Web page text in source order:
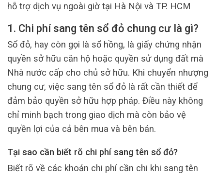
hỗ trợ dịch vụ ngoài giờ tại Hà Nội và TP. HCM
1. Chi phí sang tên sổ đỏ chung cư là gì?
Sổ đỏ, hay còn gọi là sổ hồng, là giấy chứng nhận
quyền sở hữu căn hộ hoặc quyền sử dụng đất mà
Nhà nước cấp cho chủ sở hữu. Khi chuyển nhượng
chung cư, việc sang tên sổ đỏ là rất cần thiết để
đảm bảo quyền sở hữu hợp pháp. Điều này không
chỉ minh bạch trong giao dịch mà còn bảo vệ
quyền lợi của cả bên mua và bên bán.
Tại sao cần biết rõ chi phí sang tên sổ đỏ?
Biết rõ về các khoản chi phí cần chi khi sang tên